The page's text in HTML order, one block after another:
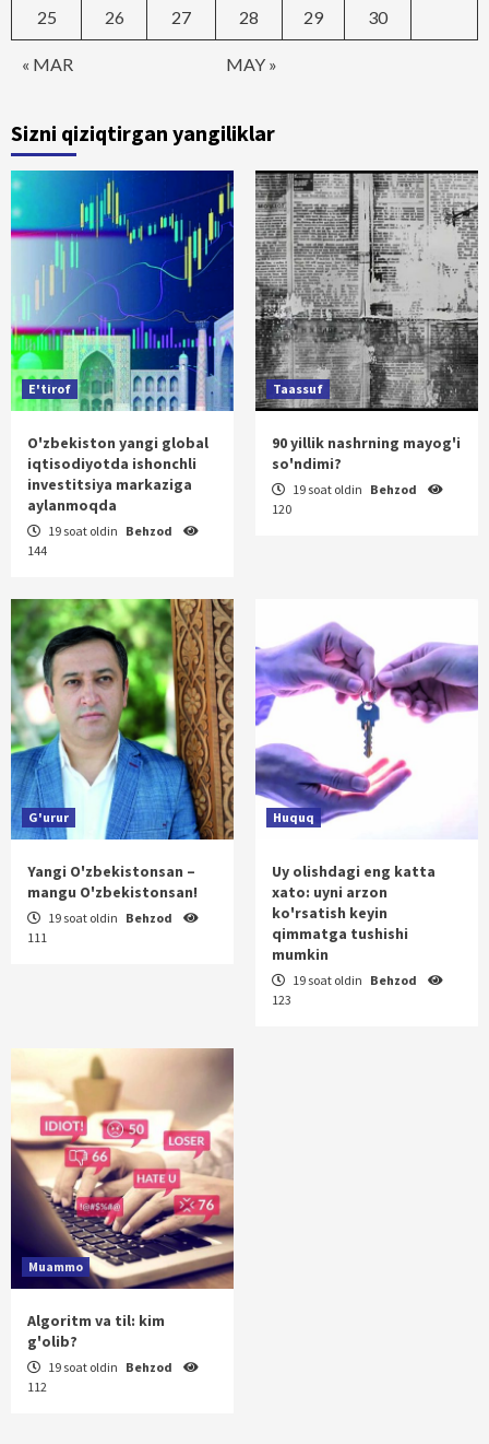
« MAR MAY »
25 26 27 28 29 30
Sizni qiziqtirgan yangiliklar
E'tirof
O'zbekiston yangi global
iqtisodiyotda ishonchli
investitsiya markaziga
aylanmoqda
19 soat oldin Behzod
144
Taassuf
90 yillik nashrning mayog'i
so'ndimi?
19 soat oldin Behzod
120
G'urur
Yangi O'zbekistonsan –
mangu O'zbekistonsan!
19 soat oldin Behzod
111
Huquq
Uy olishdagi eng katta
xato: uyni arzon
ko'rsatish keyin
qimmatga tushishi
mumkin
19 soat oldin Behzod
123
Muammo
Algoritm va til: kim
g'olib?
19 soat oldin Behzod
112